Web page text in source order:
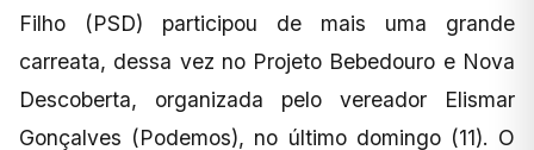
Filho (PSD) participou de mais uma grande
carreata, dessa vez no Projeto Bebedouro e Nova
Descoberta, organizada pelo vereador Elismar
Gonçalves (Podemos), no último domingo (11). O